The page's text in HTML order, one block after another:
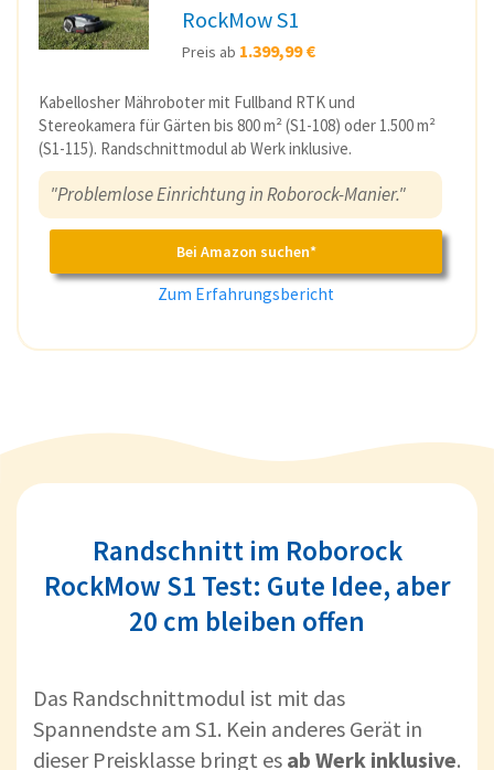
RockMow S1
Preis ab 1.399,99 €
Kabellosher Mähroboter mit Fullband RTK und
Stereokamera für Gärten bis 800 m² (S1-108) oder 1.500 m²
(S1-115). Randschnittmodul ab Werk inklusive.
"Problemlose Einrichtung in Roborock-Manier."
Bei Amazon suchen*
Zum Erfahrungsbericht
Randschnitt im Roborock
RockMow S1 Test: Gute Idee, aber
20 cm bleiben offen
Das Randschnittmodul ist mit das
Spannendste am S1. Kein anderes Gerät in
dieser Preisklasse bringt es ab Werk inklusive.